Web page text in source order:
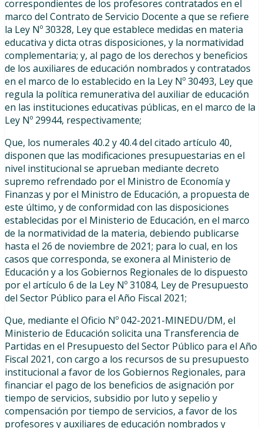
correspondientes de los profesores contratados en el
marco del Contrato de Servicio Docente a que se refiere
la Ley Nº 30328, Ley que establece medidas en materia
educativa y dicta otras disposiciones, y la normatividad
complementaria; y, al pago de los derechos y beneficios
de los auxiliares de educación nombrados y contratados
en el marco de lo establecido en la Ley Nº 30493, Ley que
regula la política remunerativa del auxiliar de educación
en las instituciones educativas públicas, en el marco de la
Ley Nº 29944, respectivamente;
Que, los numerales 40.2 y 40.4 del citado artículo 40,
disponen que las modificaciones presupuestarias en el
nivel institucional se aprueban mediante decreto
supremo refrendado por el Ministro de Economía y
Finanzas y por el Ministro de Educación, a propuesta de
este último, y de conformidad con las disposiciones
establecidas por el Ministerio de Educación, en el marco
de la normatividad de la materia, debiendo publicarse
hasta el 26 de noviembre de 2021; para lo cual, en los
casos que corresponda, se exonera al Ministerio de
Educación y a los Gobiernos Regionales de lo dispuesto
por el artículo 6 de la Ley Nº 31084, Ley de Presupuesto
del Sector Público para el Año Fiscal 2021;
Que, mediante el Oficio Nº 042-2021-MINEDU/DM, el
Ministerio de Educación solicita una Transferencia de
Partidas en el Presupuesto del Sector Público para el Año
Fiscal 2021, con cargo a los recursos de su presupuesto
institucional a favor de los Gobiernos Regionales, para
financiar el pago de los beneficios de asignación por
tiempo de servicios, subsidio por luto y sepelio y
compensación por tiempo de servicios, a favor de los
profesores y auxiliares de educación nombrados y